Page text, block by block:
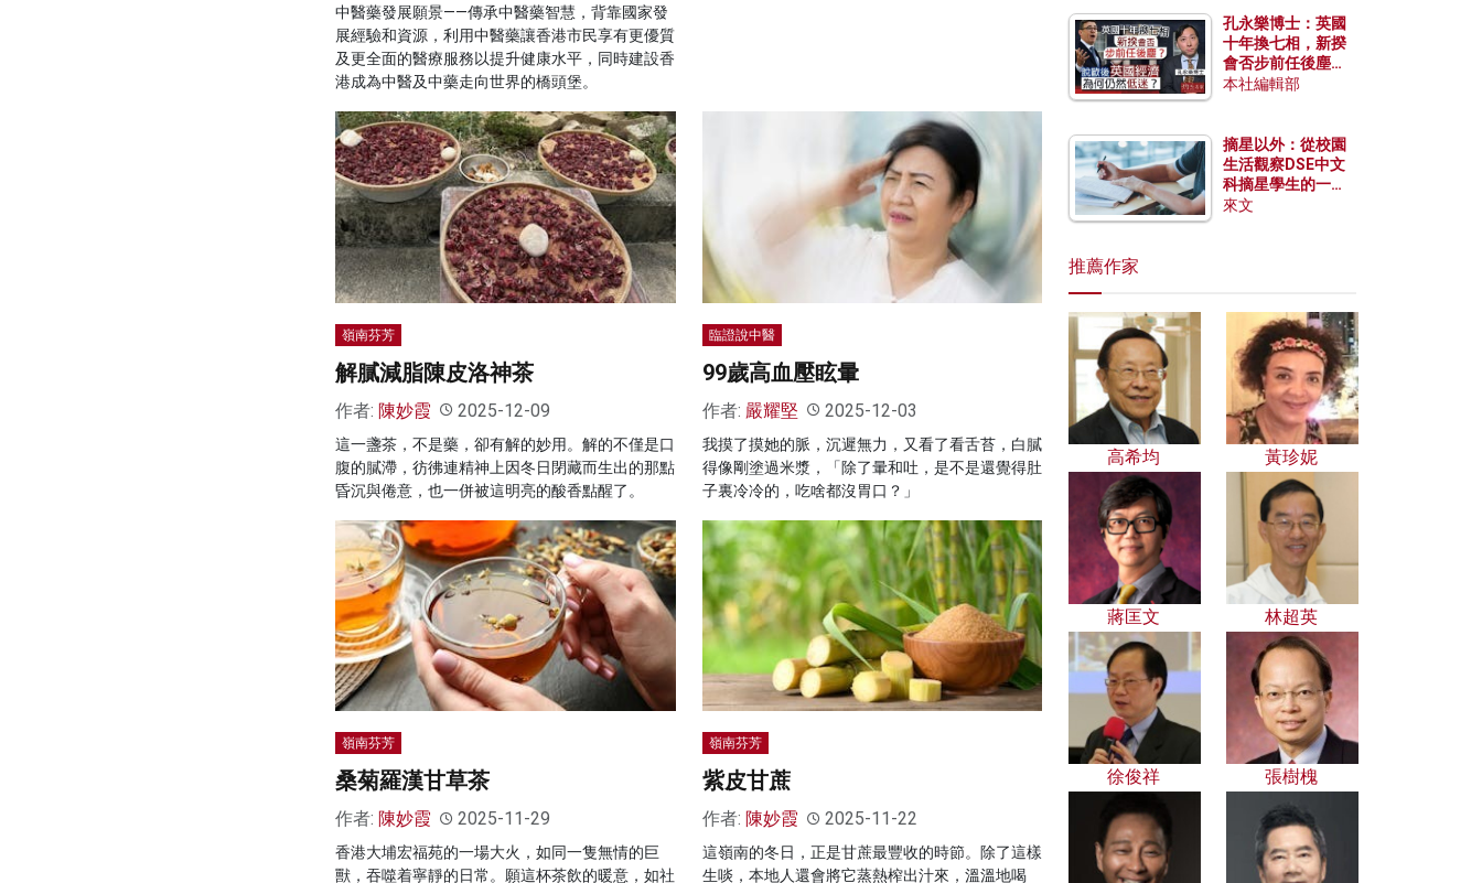
中醫藥發展願景——傳承中醫藥智慧，背靠國家發
展經驗和資源，利用中醫藥讓香港市民享有更優質
及更全面的醫療服務以提升健康水平，同時建設香
港成為中醫及中藥走向世界的橋頭堡。
嶺南芬芳
解膩減脂陳皮洛神茶
作者: 陳妙霞 2025-12-09
這一盞茶，不是藥，卻有解的妙用。解的不僅是口
腹的膩滯，彷彿連精神上因冬日閉藏而生出的那點
昏沉與倦意，也一併被這明亮的酸香點醒了。
臨證說中醫
99歲高血壓眩暈
作者: 嚴耀堅 2025-12-03
我摸了摸她的脈，沉遲無力，又看了看舌苔，白膩
得像剛塗過米漿，「除了暈和吐，是不是還覺得肚
子裏冷冷的，吃啥都沒胃口？」
嶺南芬芳
桑菊羅漢甘草茶
作者: 陳妙霞 2025-11-29
香港大埔宏福苑的一場大火，如同一隻無情的巨
獸，吞噬着寧靜的日常。願這杯茶飲的暖意，如社
嶺南芬芳
紫皮甘蔗
作者: 陳妙霞 2025-11-22
這嶺南的冬日，正是甘蔗最豐收的時節。除了這樣
生啖，本地人還會將它蒸熱榨出汁來，溫溫地喝
孔永樂博士：英國
十年換七相，新揆
會否步前任後塵？
脫歐後英國經濟為
本社編輯部
摘星以外：從校園
生活觀察DSE中文
科摘星學生的一點
特質
來文
推薦作家
高希均 黃珍妮
蔣匡文 林超英
徐俊祥 張樹槐